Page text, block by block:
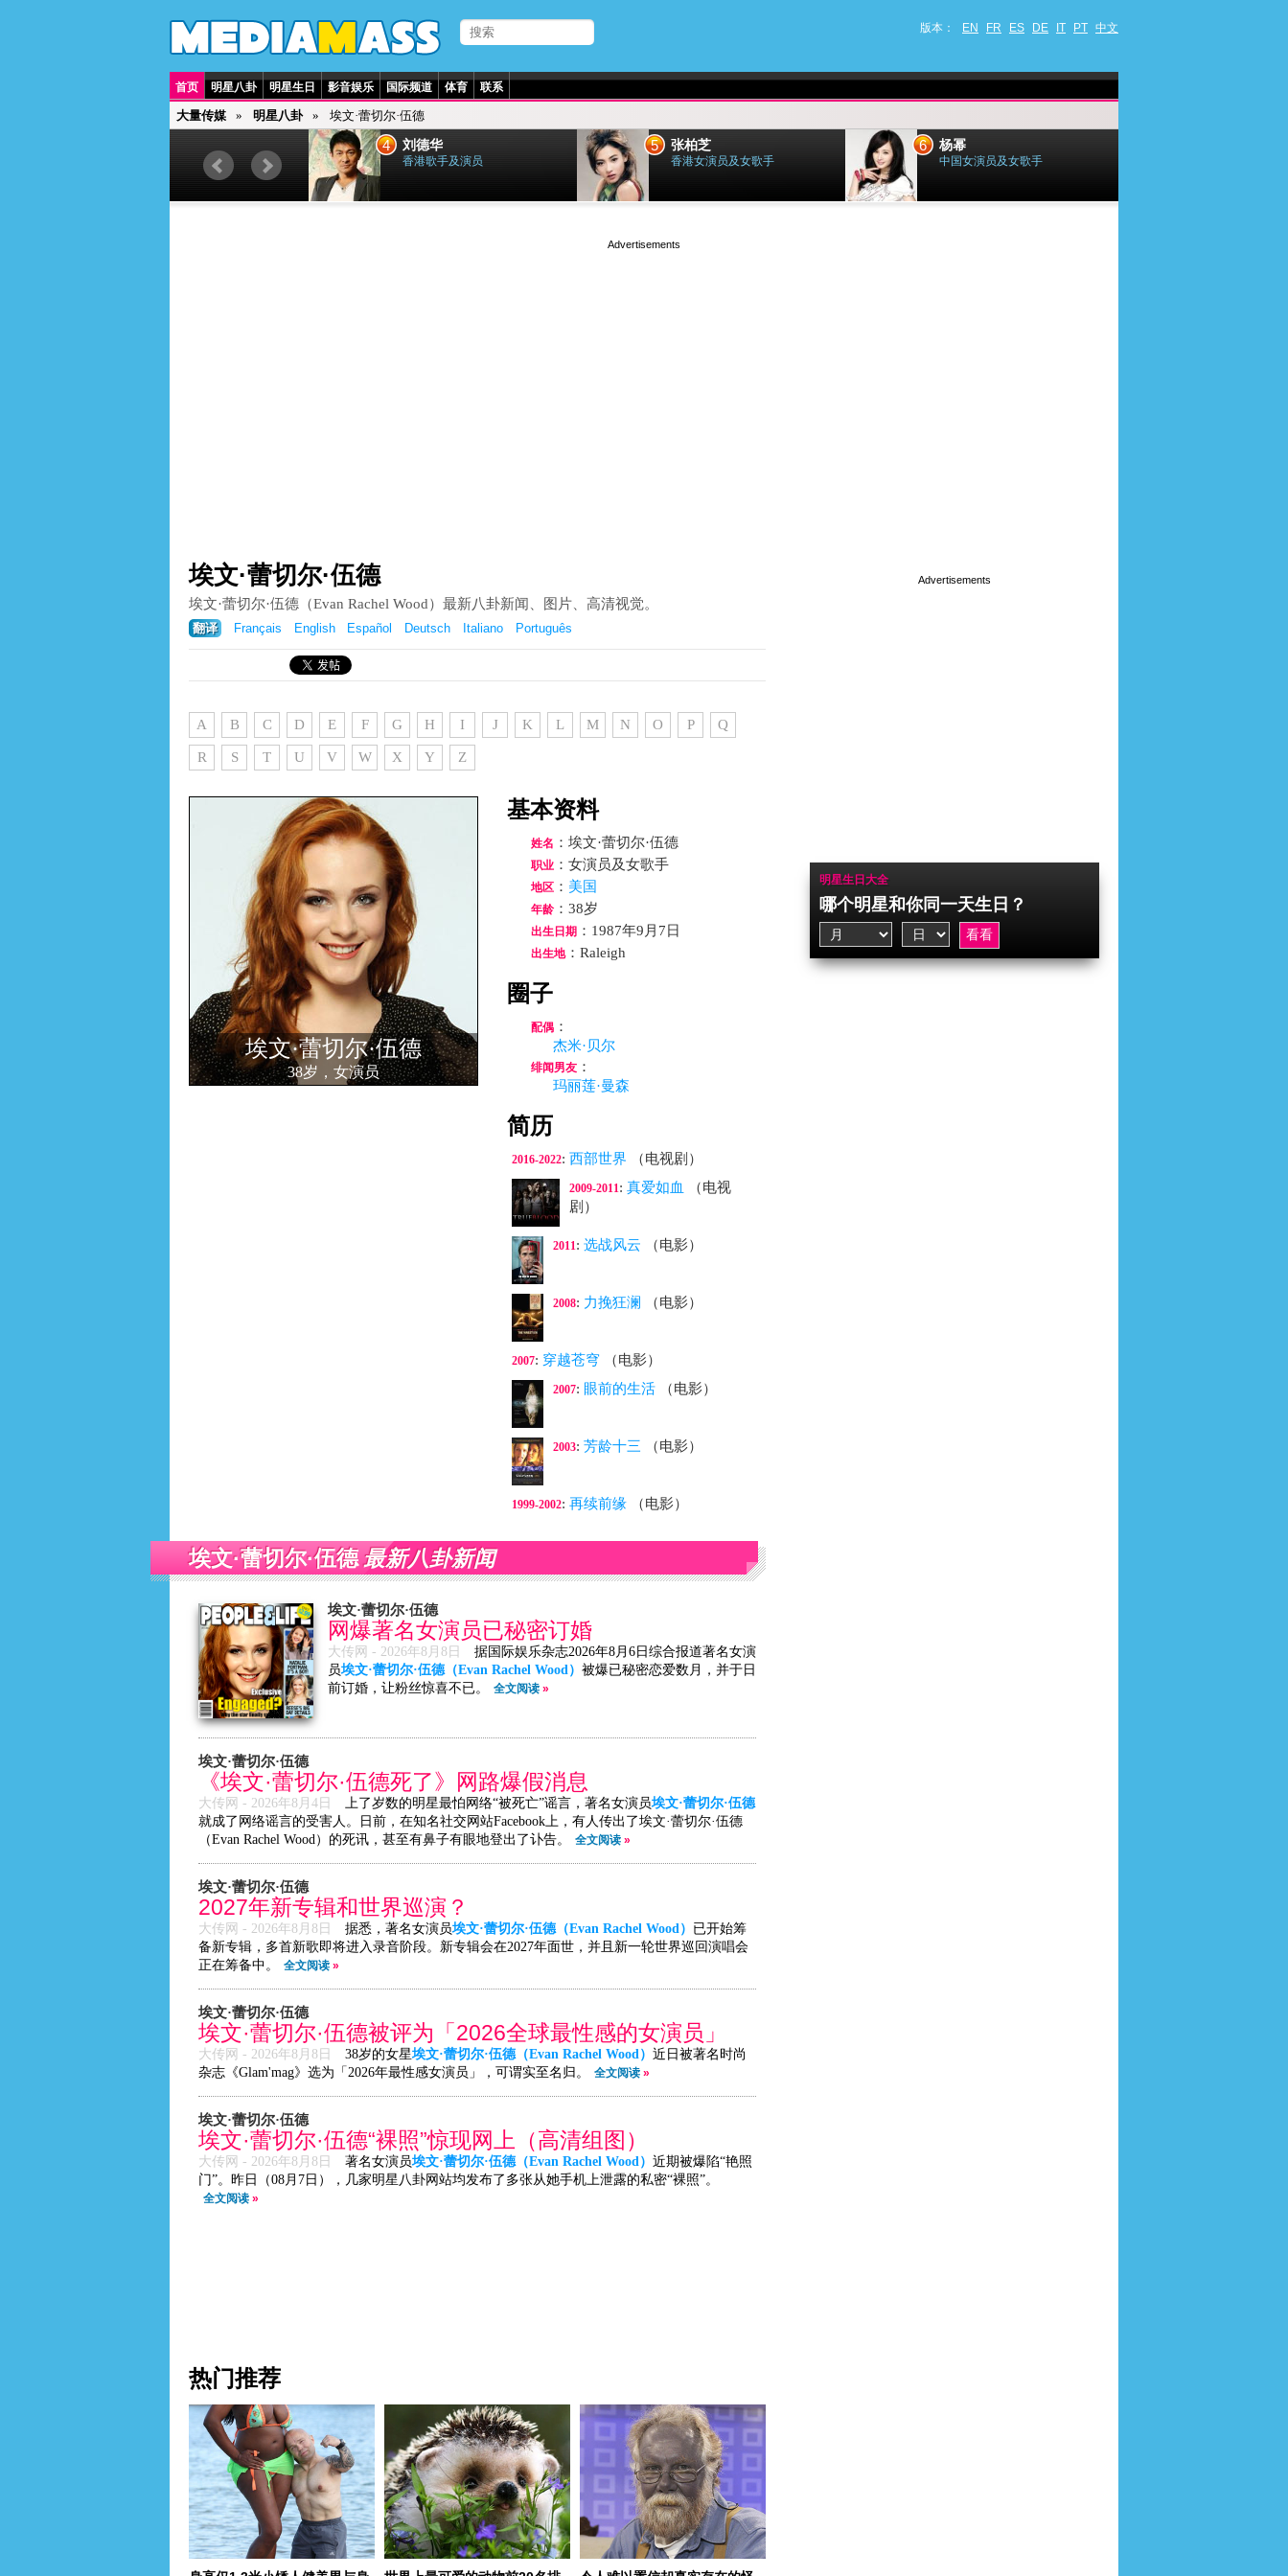
版本： EN FR ES DE IT PT 中文
首页 明星八卦 明星生日 影音娱乐 国际频道 体育 联系
大量传媒 明星八卦 埃文·蕾切尔·伍德
4 刘德华
香港歌手及演员
5 张柏芝
香港女演员及女歌手
6 杨幂
中国女演员及女歌手
埃文·蕾切尔·伍德
埃文·蕾切尔·伍德（Evan Rachel Wood）最新八卦新闻、图片、高清视觉。
翻译 Français English Español Deutsch Italiano Português
A B C D E F G H I J K L M N O P Q
R S T U V W X Y Z
埃文·蕾切尔·伍德
38岁，女演员
基本资料
姓名 ：埃文·蕾切尔·伍德
职业 ：女演员及女歌手
地区 ： 美国
年龄 ：38岁
出生日期 ：1987年9月7日
出生地：Raleigh
圈子
配偶 ：
杰米·贝尔
绯闻男友 ：
玛丽莲·曼森
简历
2016-2022: 西部世界 （电视剧）
2009-2011: 真爱如血
（电视
剧）
2011: 选战风云 （电影）
2008: 力挽狂澜 （电影）
2007: 穿越苍穹 （电影）
2007: 眼前的生活 （电影）
2003: 芳龄十三 （电影）
1999-2002: 再续前缘 （电影）
埃文·蕾切尔·伍德 最新八卦新闻
埃文·蕾切尔·伍德
网爆著名女演员已秘密订婚
大传网 - 2026年8月8日
据国际娱乐杂志2026年8月6日综合报道著名女演
员埃文·蕾切尔·伍德（Evan Rachel Wood） 被爆已秘密恋爱数月，并于日
前订婚，让粉丝惊喜不已。
全文阅读 »
埃文·蕾切尔·伍德
《埃文·蕾切尔·伍德死了》网路爆假消息
大传网 - 2026年8月4日 上了岁数的明星最怕网络“被死亡”谣言，著名女演员埃文·蕾切尔·伍德
就成了网络谣言的受害人。日前，在知名社交网站Facebook上，有人传出了埃文·蕾切尔·伍德
（Evan Rachel Wood）的死讯，甚至有鼻子有眼地登出了讣告。
全文阅读 »
埃文·蕾切尔·伍德
2027年新专辑和世界巡演？
大传网 - 2026年8月8日 据悉，著名女演员埃文·蕾切尔·伍德（Evan Rachel Wood） 已开始筹
备新专辑，多首新歌即将进入录音阶段。新专辑会在2027年面世，并且新一轮世界巡回演唱会
正在筹备中。
全文阅读 »
埃文·蕾切尔·伍德
埃文·蕾切尔·伍德被评为「2026全球最性感的女演员」
大传网 - 2026年8月8日 38岁的女星埃文·蕾切尔·伍德（Evan Rachel Wood） 近日被著名时尚
杂志《Glam'mag》选为「2026年最性感女演员」，可谓实至名归。
全文阅读 »
埃文·蕾切尔·伍德
埃文·蕾切尔·伍德“裸照”惊现网上（高清组图）
大传网 - 2026年8月8日 著名女演员埃文·蕾切尔·伍德（Evan Rachel Wood） 近期被爆陷“艳照
门”。昨日（08月7日），几家明星八卦网站均发布了多张从她手机上泄露的私密“裸照”。
全文阅读 »
热门推荐
明星生日大全
哪个明星和你同一天生日？